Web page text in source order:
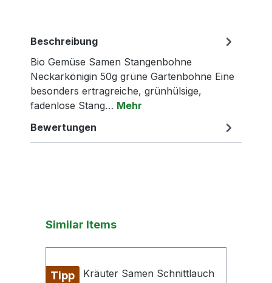
Beschreibung
Bio Gemüse Samen Stangenbohne
Neckarkönigin 50g grüne Gartenbohne Eine
besonders ertragreiche, grünhülsige,
fadenlose Stang… Mehr
Bewertungen
Produktgalerie überspringen
Similar Items
Tipp